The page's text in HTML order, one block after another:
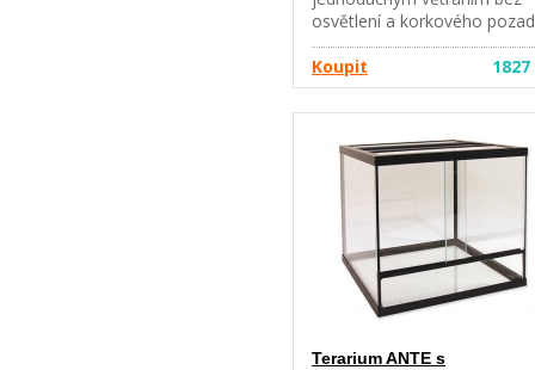
osvětlení a korkového
kovovou větrací mřížkou.
Velikost: 60 x 30 x v35 cm.
Objem 63 l. UPOZORNĚNÍ:
Pouze osobní odběr v Brně,
rozvoz po Brně nebo zaslání
paletou (cena dle váhy a
vzdálenosti). Nelze zaslat
běžnou zásilkou.
Koupit 1827
Terarium ANTE s